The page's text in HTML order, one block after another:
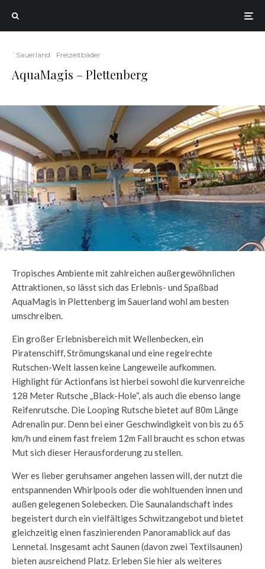
`Sauerland Freizeitbäder
AquaMagis – Plettenberg
Tropisches Ambiente mit zahlreichen außergewöhnlichen
Attraktionen, so lässt sich das Erlebnis- und Spaßbad
AquaMagis in Plettenberg im Sauerland wohl am besten
umschreiben.
Ein großer Erlebnisbereich mit Wellenbecken, ein
Piratenschiff, Strömungskanal und eine regelrechte
Rutschen-Welt lassen keine Langeweile aufkommen.
Highlight für Actionfans ist hierbei sowohl die kurvenreiche
128 Meter Rutsche „Black-Hole“, als auch die ebenso lange
Reifenrutsche. Die Looping Rutsche bietet auf 80m Länge
Adrenalin pur. Denn bei einer Geschwindigkeit von bis zu 65
km/h und einem fast freiem 12m Fall braucht es schon etwas
Mut sich dieser Herausforderung zu stellen.
Wer es lieber geruhsamer angehen lassen will, der nutzt die
entspannenden Whirlpools oder die wohltuenden innen und
außen gelegenen Solebecken. Die Saunalandschaft indes
begeistert durch ein vielfältiges Schwitzangebot und bietet
gleichzeitig einen faszinierenden Panoramablick auf das
Lennetal. Insgesamt acht Saunen (davon zwei Textilsaunen)
bieten ausreichend Platz. Erleben Sie hier als weiteres